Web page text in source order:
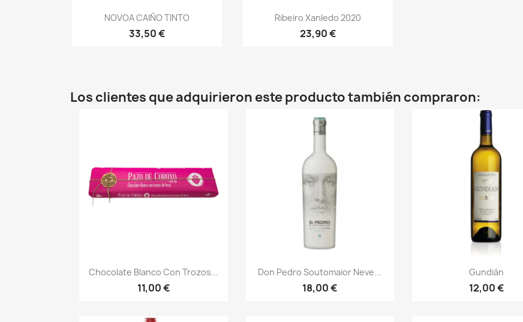
Vista rápida
NOVOA CAIÑO TINTO
33,50 €
Vista rápida
Ribeiro Xanledo 2020
23,90 €
Los clientes que adquirieron este producto también compraron:
 Vista rápida
Chocolate Blanco Con Trozos...
11,00 €
Vista rápida
Don Pedro Soutomaior Neve...
18,00 €
Vista rápida
Gundián
12,00 €